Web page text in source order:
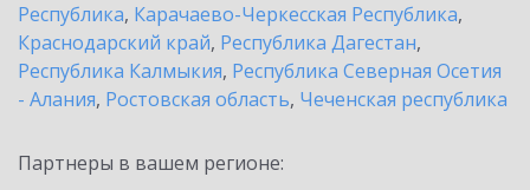
Республика, Карачаево-Черкесская Республика,
Краснодарский край, Республика Дагестан,
Республика Калмыкия, Республика Северная Осетия
- Алания, Ростовская область, Чеченская республика
Партнеры в вашем регионе: